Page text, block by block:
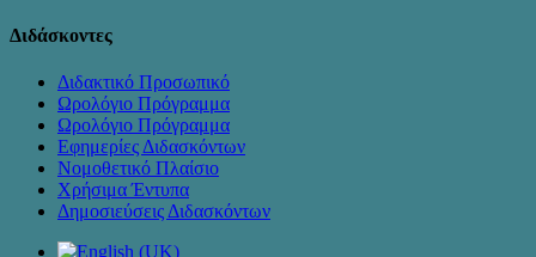
Διδάσκοντες
Διδακτικό Προσωπικό
Ωρολόγιο Πρόγραμμα
Ωρολόγιο Πρόγραμμα
Εφημερίες Διδασκόντων
Νομοθετικό Πλαίσιο
Χρήσιμα Έντυπα
Δημοσιεύσεις Διδασκόντων